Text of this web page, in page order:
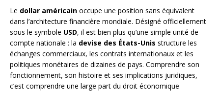
Le dollar américain occupe une position sans équivalent
dans l’architecture financière mondiale. Désigné officiellement
sous le symbole USD, il est bien plus qu’une simple unité de
compte nationale : la devise des États-Unis structure les
échanges commerciaux, les contrats internationaux et les
politiques monétaires de dizaines de pays. Comprendre son
fonctionnement, son histoire et ses implications juridiques,
c’est comprendre une large part du droit économique